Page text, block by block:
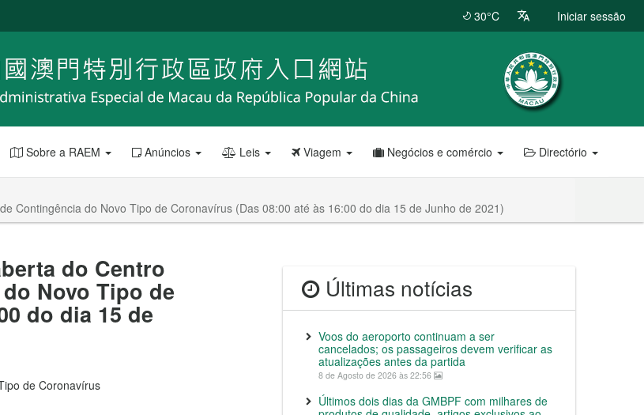
30°C Iniciar sessão
Sobre a RAEM Anúncios Leis Viagem Negócios e comércio Directório
Contingência do Novo Tipo de Coronavírus (Das 08:00 até às 16:00 do dia 15 de Junho de 2021)
do Centro
Novo Tipo de
do dia 15 de
de Coronavírus
Últimas notícias
Voos do aeroporto continuam a ser
cancelados; os passageiros devem verificar as
atualizações antes da partida
8 de Agosto de 2026 às 22:56
Últimos dois dias da GMBPF com milhares de